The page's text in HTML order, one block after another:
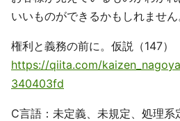
いいものができるかもしれませ
権利と義務の前に。仮説（147）
https://qiita.com/
340403fd
C言語：未定義、未規定、処理系